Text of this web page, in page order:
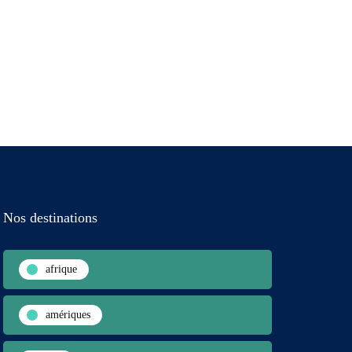
Nos destinations
afrique
amériques